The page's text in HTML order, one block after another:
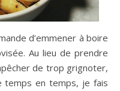
d’emmener à boire
Au lieu de prendre
de trop grignoter,
temps en temps, je fais